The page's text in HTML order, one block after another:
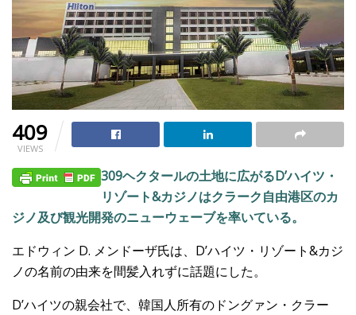
409
VIEWS
309ヘクタールの土地に広がるD’ハイツ・
リゾート&カジノはクラーク自由港区のカ
ジノ及び観光開発のニューウェーブを率いている。
エドウィン D. メンドーザ氏は、D’ハイツ・リゾート&カジ
ノの名前の由来を間髪入れずに話題にした。
D’ハイツの親会社で、韓国人所有のドングァン・クラー